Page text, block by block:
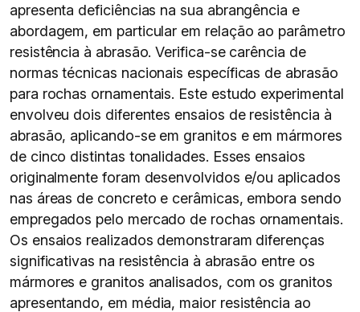
apresenta deficiências na sua abrangência e
abordagem, em particular em relação ao parâmetro
resistência à abrasão. Verifica-se carência de
normas técnicas nacionais específicas de abrasão
para rochas ornamentais. Este estudo experimental
envolveu dois diferentes ensaios de resistência à
abrasão, aplicando-se em granitos e em mármores
de cinco distintas tonalidades. Esses ensaios
originalmente foram desenvolvidos e/ou aplicados
nas áreas de concreto e cerâmicas, embora sendo
empregados pelo mercado de rochas ornamentais.
Os ensaios realizados demonstraram diferenças
significativas na resistência à abrasão entre os
mármores e granitos analisados, com os granitos
apresentando, em média, maior resistência ao